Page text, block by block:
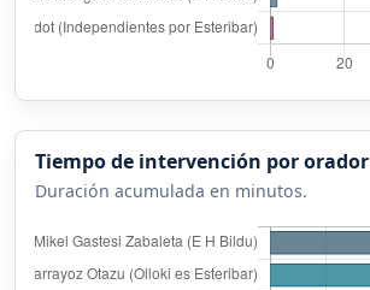
Tiempo de intervención por orador
Duración acumulada en minutos.